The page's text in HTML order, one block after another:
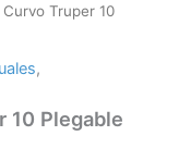
Truper 10
,
10 Plegable